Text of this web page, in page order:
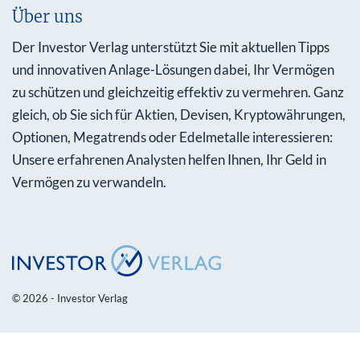
Über uns
Der Investor Verlag unterstützt Sie mit aktuellen Tipps
und innovativen Anlage-Lösungen dabei, Ihr Vermögen
zu schützen und gleichzeitig effektiv zu vermehren. Ganz
gleich, ob Sie sich für Aktien, Devisen, Kryptowährungen,
Optionen, Megatrends oder Edelmetalle interessieren:
Unsere erfahrenen Analysten helfen Ihnen, Ihr Geld in
Vermögen zu verwandeln.
© 2026 - Investor Verlag